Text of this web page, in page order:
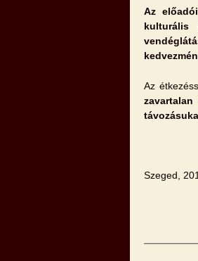
Az
kulturális
Az
Szeged,